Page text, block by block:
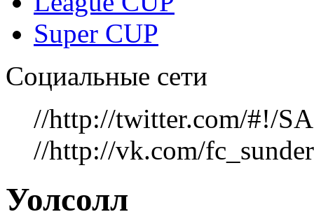
Super CUP
Социальные сети
//http://twitter.com/#!/
//http://vk.com/
Уолсолл